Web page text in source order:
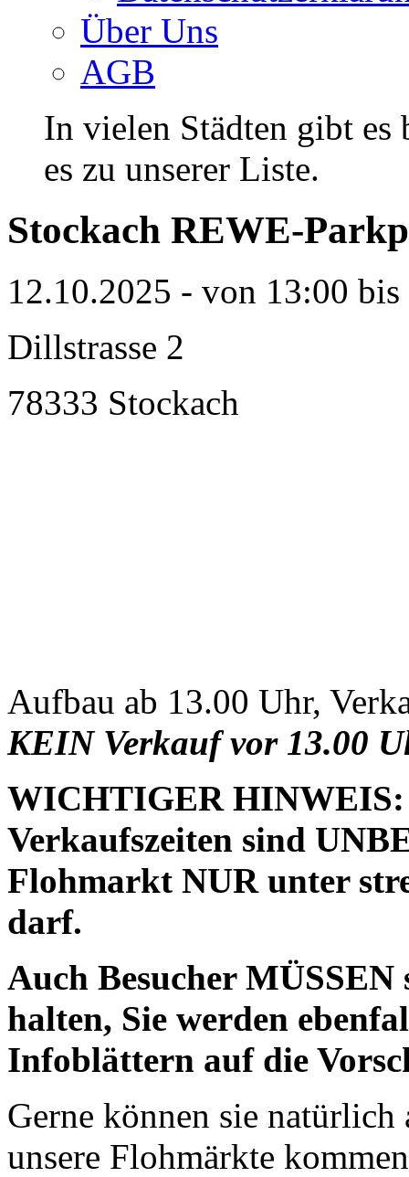
Über Uns
AGB
In vielen Städten gibt es
es zu unserer Liste.
Stockach REWE-
12.10.2025 - von 13:00
Dillstrasse 2
78333 Stockach
Aufbau ab 13.00 Uhr,
KEIN Verkauf vor 13.00
WICHTIGER HINWEIS:
Verkaufszeiten sind
Flohmarkt NUR unter
darf.
Auch Besucher
halten, Sie werden
Infoblättern auf die
Gerne können sie
unsere Flohmärkte